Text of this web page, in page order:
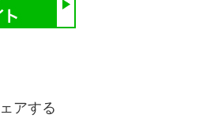
アする